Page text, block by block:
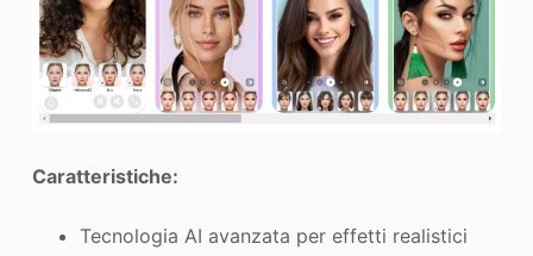
Caratteristiche:
Tecnologia AI avanzata per effetti realistici